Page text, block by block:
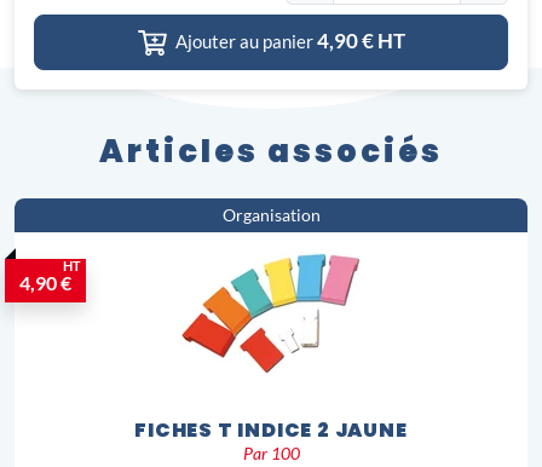
Ajouter au panier4,90€ HT
Articles associés
Organisation
4,90 €
HT
FICHES T INDICE 2 JAUNE
Par 100